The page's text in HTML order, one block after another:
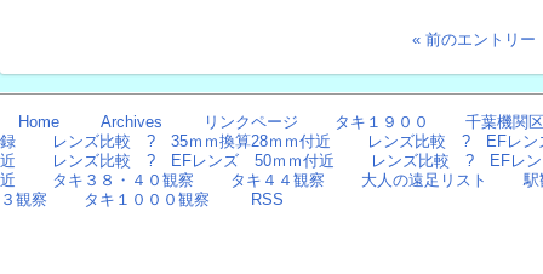
« 前のエントリー
Home Archives リンクページ タキ１９００
千葉機関
録
レンズ比較 ? 35ｍｍ換算28ｍｍ付近
レンズ比較 ? EFレン
近
レンズ比較 ? EFレンズ 50ｍｍ付近
レンズ比較 ? EFレ
近
タキ３８・４０観察 タキ４４観察 大人の遠足リスト
駅
３観察
タキ１０００観察 RSS